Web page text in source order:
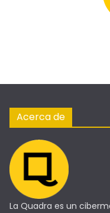
Acerca de
La Quadra es un